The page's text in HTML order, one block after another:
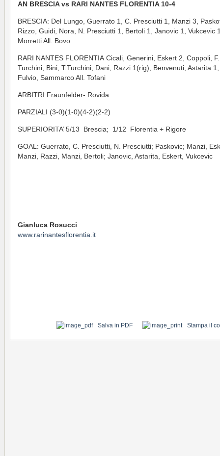
AN BRESCIA vs RARI NANTES FLORENTIA 10-4
BRESCIA: Del Lungo, Guerrato 1, C. Presciutti 1, Manzi 3,
Rizzo, Guidi, Nora, N. Presciutti 1, Bertoli 1, Janovic 1, Vukcevic
Morretti All. Bovo
RARI NANTES FLORENTIA Cicali, Generini, Eskert 2, Coppoli, F.
Turchini, Bini, T.Turchini, Dani, Razzi 1(rig), Benvenuti, Astarita
Fulvio, Sammarco All. Tofani
ARBITRI Fraunfelder- Rovida
PARZIALI (3-0)(1-0)(4-2)(2-2)
SUPERIORITA’ 5/13 Brescia; 1/12 Florentia + Rigore
GOAL: Guerrato, C. Presciutti, N. Presciutti; Paskovic; Manzi,
Manzi, Razzi, Manzi, Bertoli; Janovic, Astarita, Eskert, Vukcevic
Gianluca Rosucci
www.rarinantesflorentia.it
Salva in PDF Stampa il